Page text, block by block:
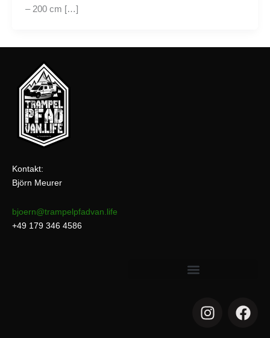
– 200 cm […]
Kontakt:
Björn Meurer
bjoern@trampelpfadvan.life
+49 179 346 4586
I
n
F
a